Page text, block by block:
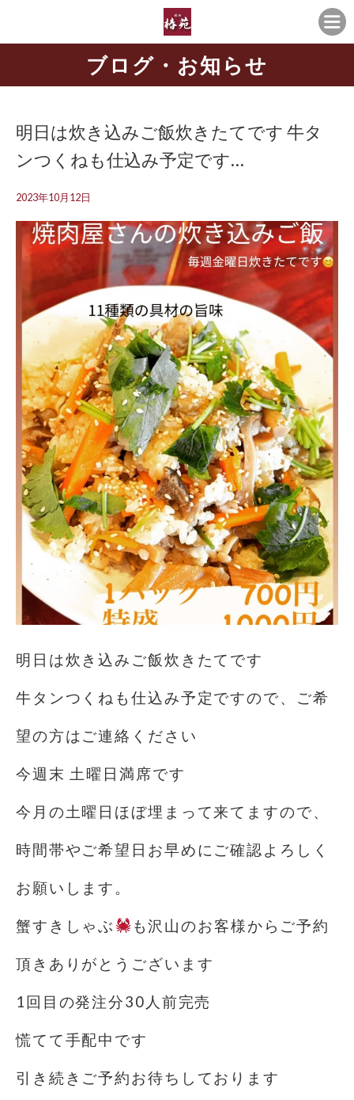
ブログ・お知らせ
明日は炊き込みご飯炊きたてです 牛タ
ンつくねも仕込み予定です…
2023年10月12日
明日は炊き込みご飯炊きたてです
牛タンつくねも仕込み予定ですので、ご希
望の方はご連絡ください
今週末 土曜日満席です
今月の土曜日ほぼ埋まって来てますので、
時間帯やご希望日お早めにご確認よろしく
お願いします。
蟹すきしゃぶ も沢山のお客様からご予約
頂きありがとうございます
1回目の発注分30人前完売
慌てて手配中です
引き続きご予約お待ちしております